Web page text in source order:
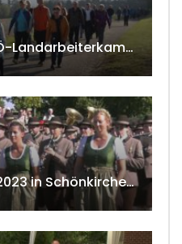
Wandertag der NÖ-Landarbeiterkammer in Hollabrunn 2024
Bezirksmusikfest 2023 in Schönkirchen-Reyersdorf